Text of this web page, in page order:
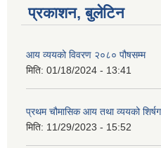
प्रकाशन, बुलेटिन
आय व्ययको विवरण २०८० पौषसम्म
मिति: 01/18/2024 - 13:41
प्रथम चौमासिक आय तथा व्ययको
मिति: 11/29/2023 - 15:52